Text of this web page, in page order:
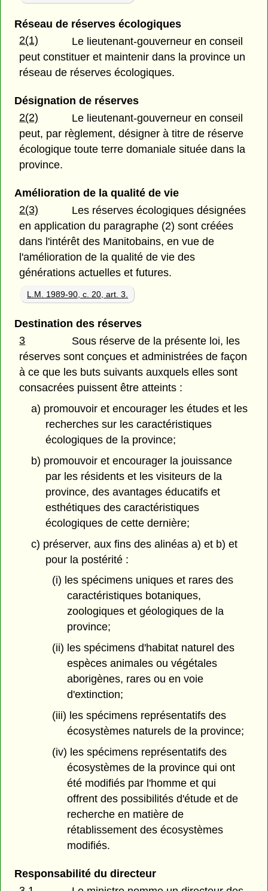
Réseau de réserves écologiques
2(1)
Le lieutenant-gouverneur en conseil
peut constituer et maintenir dans la province un
réseau de réserves écologiques.
Désignation de réserves
2(2)
Le lieutenant-gouverneur en conseil
peut, par règlement, désigner à titre de réserve
écologique toute terre domaniale située dans la
province.
Amélioration de la qualité de vie
2(3)
Les réserves écologiques désignées
en application du paragraphe (2) sont créées
dans l'intérêt des Manitobains, en vue de
l'amélioration de la qualité de vie des
générations actuelles et futures.
L.M. 1989-90, c. 20, art. 3.
Destination des réserves
3
Sous réserve de la présente loi, les
réserves sont conçues et administrées de façon
à ce que les buts suivants auxquels elles sont
consacrées puissent être atteints :
a) promouvoir et encourager les études et les
recherches sur les caractéristiques
écologiques de la province;
b) promouvoir et encourager la jouissance
par les résidents et les visiteurs de la
province, des avantages éducatifs et
esthétiques des caractéristiques
écologiques de cette dernière;
c) préserver, aux fins des alinéas a) et b) et
pour la postérité :
(i) les spécimens uniques et rares des
caractéristiques botaniques,
zoologiques et géologiques de la
province;
(ii) les spécimens d'habitat naturel des
espèces animales ou végétales
aborigènes, rares ou en voie
d'extinction;
(iii) les spécimens représentatifs des
écosystèmes naturels de la province;
(iv) les spécimens représentatifs des
écosystèmes de la province qui ont
été modifiés par l'homme et qui
offrent des possibilités d'étude et de
recherche en matière de
rétablissement des écosystèmes
modifiés.
Responsabilité du directeur